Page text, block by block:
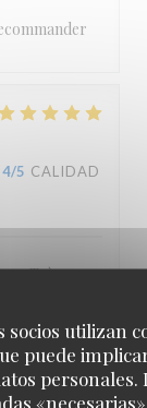
utilizan
puede
personales.
4/5 CALIDAD
Très